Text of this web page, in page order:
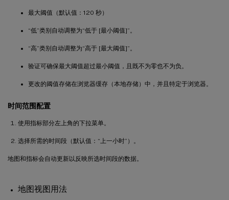
最大阈值（默认值：120 秒）
“低”类别自动调整为“低于 [最小阈值]”。
“高”类别自动调整为“高于 [最大阈值]”。
验证可确保最大阈值超过最小阈值，且既不为零也不为负。
更改的阈值存储在浏览器缓存（本地存储）中，并且特定于浏览器。
时间范围配置
使用指标部分左上角的下拉菜单。
选择所需的时间段（默认值：“上一小时”）。
地图和指标会自动更新以反映所选时间段的数据。
地图视图用法